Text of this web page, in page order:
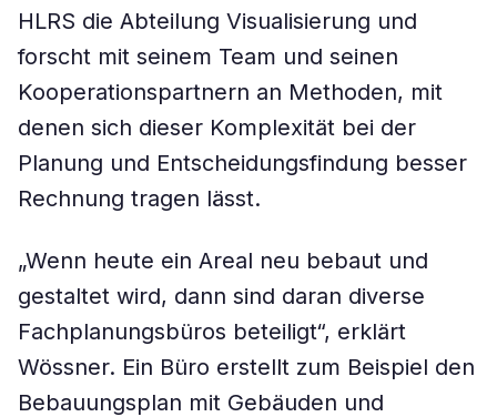
HLRS die Abteilung Visualisierung und
forscht mit seinem Team und seinen
Kooperationspartnern an Methoden, mit
denen sich dieser Komplexität bei der
Planung und Entscheidungsfindung besser
Rechnung tragen lässt.
„Wenn heute ein Areal neu bebaut und
gestaltet wird, dann sind daran diverse
Fachplanungsbüros beteiligt“, erklärt
Wössner. Ein Büro erstellt zum Beispiel den
Bebauungsplan mit Gebäuden und